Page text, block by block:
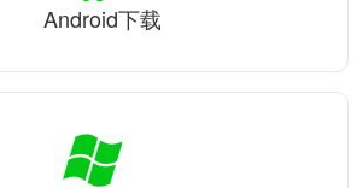
Android下载